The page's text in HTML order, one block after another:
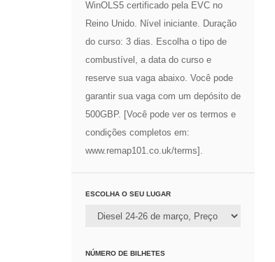
WinOLS5 certificado pela EVC no
Reino Unido. Nível iniciante. Duração
do curso: 3 dias. Escolha o tipo de
combustível, a data do curso e
reserve sua vaga abaixo. Você pode
garantir sua vaga com um depósito de
500GBP. [Você pode ver os termos e
condições completos em:
www.remap101.co.uk/terms].
ESCOLHA O SEU LUGAR
NÚMERO DE BILHETES